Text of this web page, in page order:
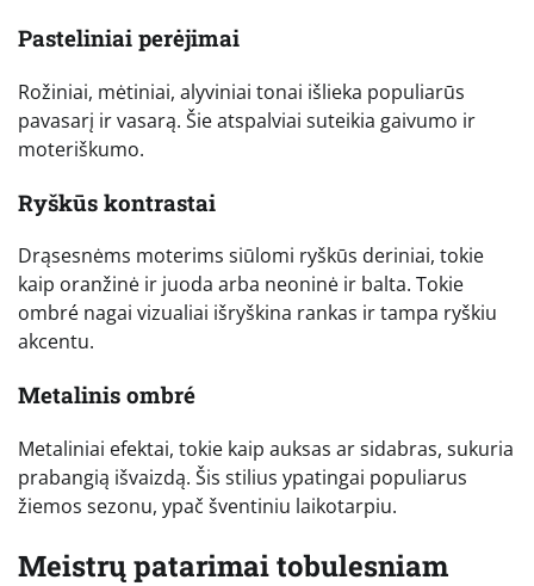
Pasteliniai perėjimai
Rožiniai, mėtiniai, alyviniai tonai išlieka populiarūs
pavasarį ir vasarą. Šie atspalviai suteikia gaivumo ir
moteriškumo.
Ryškūs kontrastai
Drąsesnėms moterims siūlomi ryškūs deriniai, tokie
kaip oranžinė ir juoda arba neoninė ir balta. Tokie
ombré nagai vizualiai išryškina rankas ir tampa ryškiu
akcentu.
Metalinis ombré
Metaliniai efektai, tokie kaip auksas ar sidabras, sukuria
prabangią išvaizdą. Šis stilius ypatingai populiarus
žiemos sezonu, ypač šventiniu laikotarpiu.
Meistrų patarimai tobulesniam